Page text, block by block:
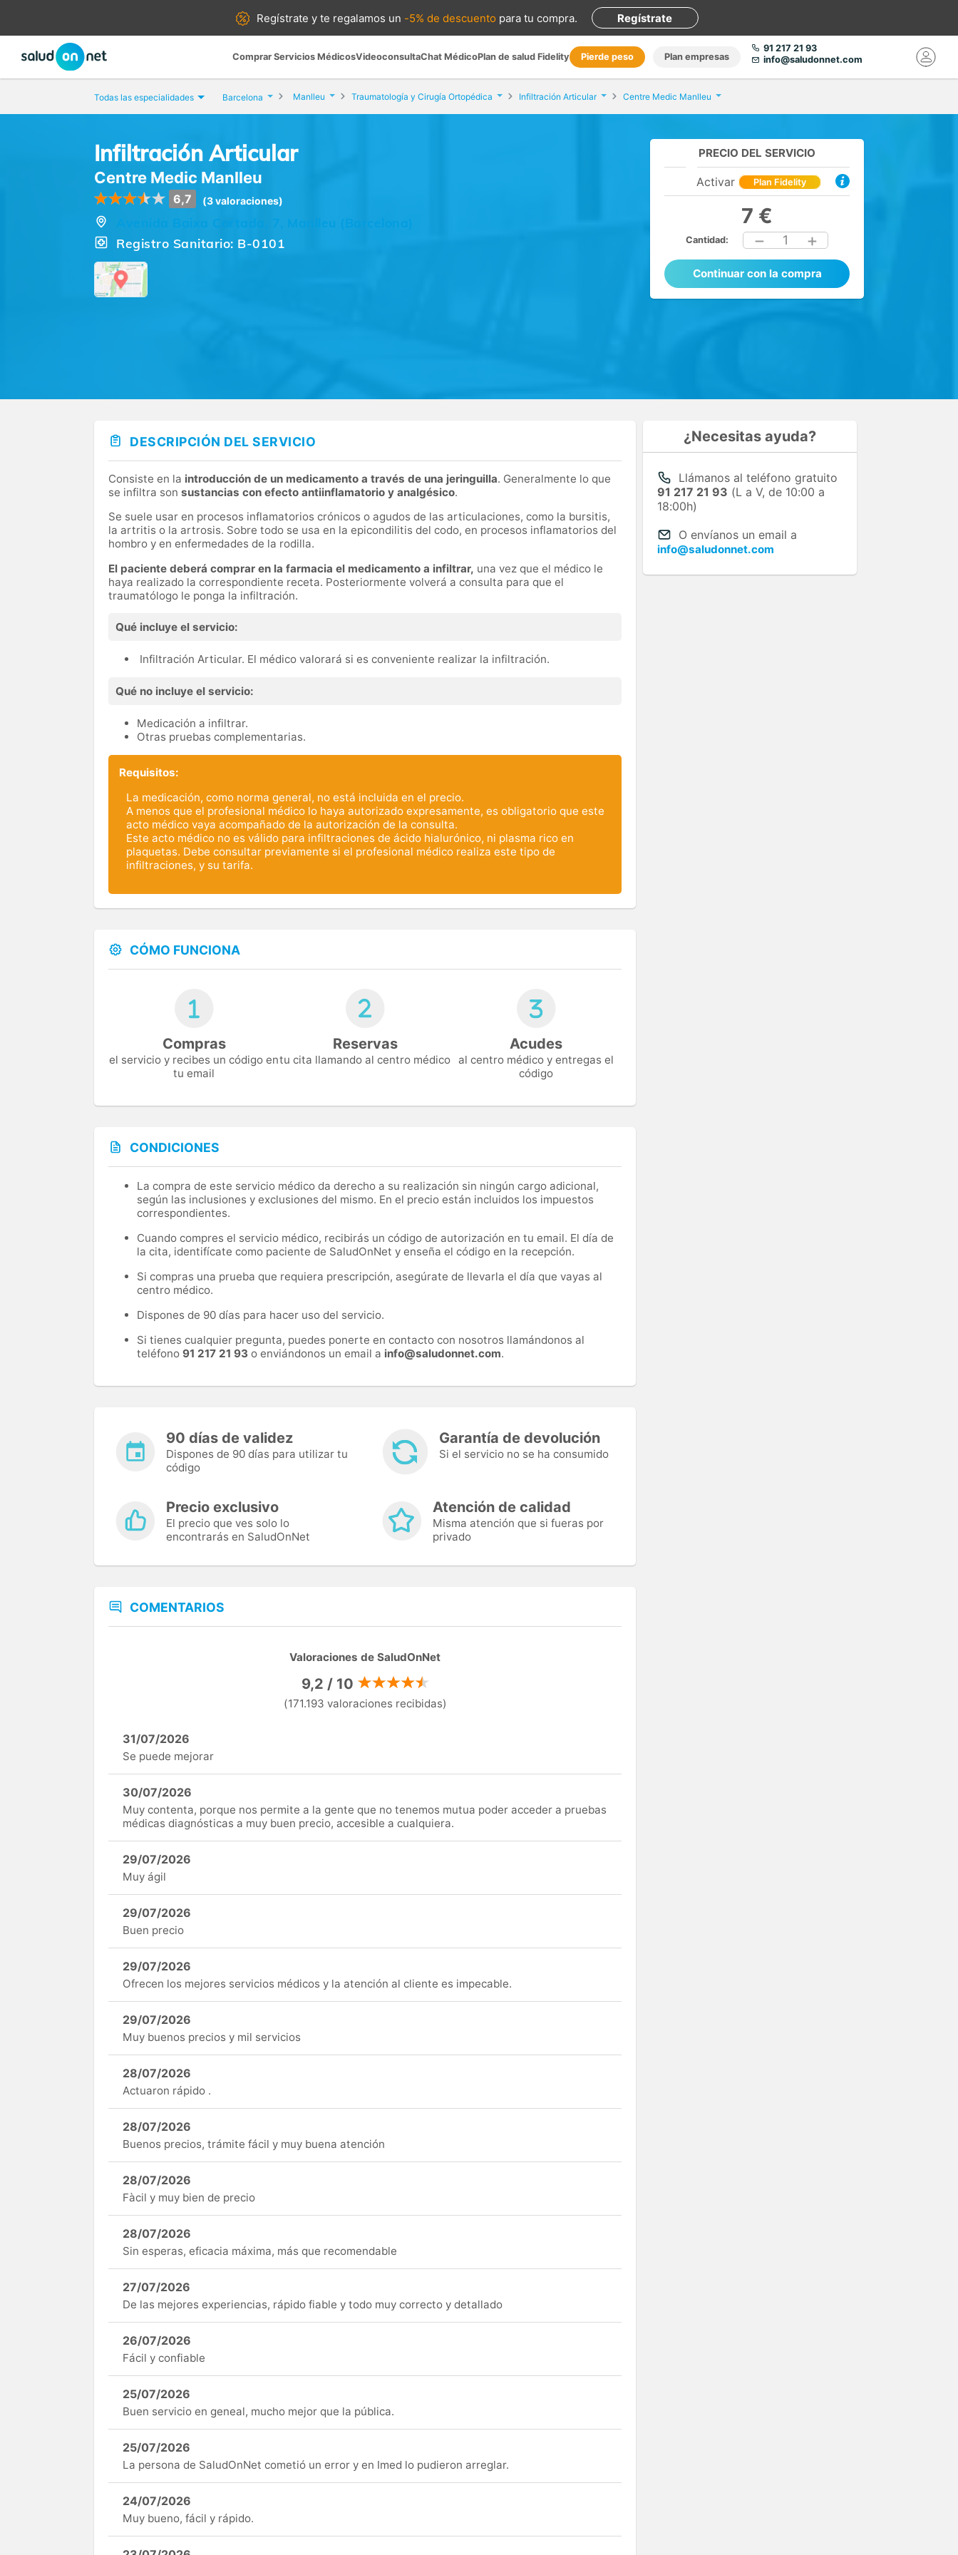
Regístrate yte regalamos un -5% de descuento para tu compra. Regístrate
Comprar Servicios MédicosVideoconsultaChat MédicoPlan de salud Fidelity Pierde peso Plan empresas
91 217 21 93
info@saludonnet.com
Todas las especialidades Barcelona Manlleu Traumatología y Cirugía Ortopédica Infiltración Articular Centre Medic Manlleu
Infiltración Articular
Centre Medic Manlleu
6,7 (3 valoraciones)
Avenida Baixa Cortada, 7, Manlleu (Barcelona)
Registro Sanitario: B-0101
PRECIO DEL SERVICIO
Activar Plan Fidelity
7 €
Cantidad: 1
Continuar con la compra
DESCRIPCIÓN DEL SERVICIO
Consiste en la introducción de un medicamento a través de una jeringuilla. Generalmente lo que
se infiltra son sustancias con efecto antiinflamatorio y analgésico.
Se suele usar en procesos inflamatorios crónicos o agudos de las articulaciones, como la bursitis,
la artritis o la artrosis. Sobre todo se usa en la epicondilitis del codo, en procesos inflamatorios del
hombro y en enfermedades de la rodilla.
El paciente deberá comprar en la farmacia el medicamento a infiltrar, una vez que el médico le
haya realizado la correspondiente receta. Posteriormente volverá a consulta para que el
traumatólogo le ponga la infiltración.
Qué incluye el servicio:
Infiltración Articular. El médico valorará si es conveniente realizar la infiltración.
Qué no incluye el servicio:
Medicación a infiltrar.
Otras pruebas complementarias.
Requisitos:
La medicación, como norma general, no está incluida en el precio.
A menos que el profesional médico lo haya autorizado expresamente, es obligatorio que este
acto médico vaya acompañado de la autorización de la consulta.
Este acto médico no es válido para infiltraciones de ácido hialurónico, ni plasma rico en
plaquetas. Debe consultar previamente si el profesional médico realiza este tipo de
infiltraciones, y su tarifa.
CÓMO FUNCIONA
Compras
el servicio y recibes un código en
tu email
Reservas
tu cita llamando al centro médico
Acudes
al centro médico y entregas el
código
CONDICIONES
La compra de este servicio médico da derecho a su realización sin ningún cargo adicional,
según las inclusiones y exclusiones del mismo. En el precio están incluidos los impuestos
correspondientes.
Cuando compres el servicio médico, recibirás un código de autorización en tu email. El día de
la cita, identifícate como paciente de SaludOnNet y enseña el código en la recepción.
Si compras una prueba que requiera prescripción, asegúrate de llevarla el día que vayas al
centro médico.
Dispones de 90 días para hacer uso del servicio.
Si tienes cualquier pregunta, puedes ponerte en contacto con nosotros llamándonos al
teléfono 91 217 21 93 o enviándonos un email a info@saludonnet.com.
90 días de validez
Dispones de 90 días para utilizar tu
código
Garantía de devolución
Si el servicio no se ha consumido
Precio exclusivo
El precio que ves solo lo
encontrarás en SaludOnNet
Atención de calidad
Misma atención que si fueras por
privado
COMENTARIOS
Valoraciones de SaludOnNet
9,2 / 10
(171.193 valoraciones recibidas)
31/07/2026
Se puede mejorar
30/07/2026
Muy contenta, porque nos permite a la gente que no tenemos mutua poder acceder a pruebas
médicas diagnósticas a muy buen precio, accesible a cualquiera.
29/07/2026
Muy ágil
29/07/2026
Buen precio
29/07/2026
Ofrecen los mejores servicios médicos y la atención al cliente es impecable.
29/07/2026
Muy buenos precios y mil servicios
28/07/2026
Actuaron rápido .
28/07/2026
Buenos precios, trámite fácil y muy buena atención
28/07/2026
Fàcil y muy bien de precio
28/07/2026
Sin esperas, eficacia máxima, más que recomendable
27/07/2026
De las mejores experiencias, rápido fiable y todo muy correcto y detallado
26/07/2026
Fácil y confiable
25/07/2026
Buen servicio en geneal, mucho mejor que la pública.
25/07/2026
La persona de SaludOnNet cometió un error y en Imed lo pudieron arreglar.
24/07/2026
Muy bueno, fácil y rápido.
¿Necesitas ayuda?
Llámanos al teléfono gratuito
91 217 21 93 (L a V, de 10:00 a
18:00h)
O envíanos un email a
info@saludonnet.com